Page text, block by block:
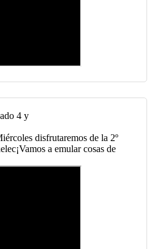
4 y
disfrutaremos de la 2º
a emular cosas de